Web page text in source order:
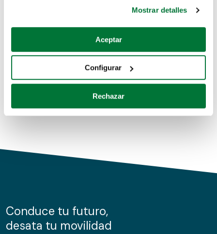
Si lo permite, también quisiéramos:
Recopilar información sobre su ubicación geográfica
Identificar su dispositivo analizándolo activamente
para buscar características específicas (huellas
Obtenga más información sobre cómo se procesan sus
de cookies.
información sobre el uso que haga del sitio web con
nuestros partners de redes sociales, publicidad y análisis
Mostrar detalles
Aceptar
Configurar
Rechazar
Coches de segunda mano
Coches de km0
Conduce tu futuro,
desata tu movilidad